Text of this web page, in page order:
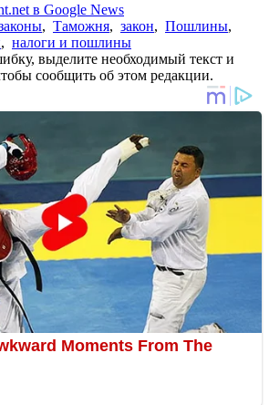
в Google News
, Таможня, закон, Пошлины,
, налоги и пошлины
выделите необходимый текст и
сообщить об этом редакции.